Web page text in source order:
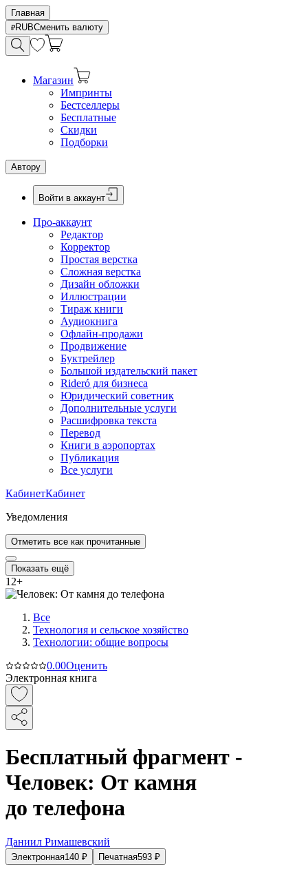
Главная
RUBСменить валюту
Магазин
Импринты
Бестселлеры
Бесплатные
Скидки
Подборки
Автору
Войти в аккаунт
Про-аккаунт
Редактор
Корректор
Простая верстка
Сложная верстка
Дизайн обложки
Иллюстрации
Тираж книги
Аудиокнига
Офлайн-продажи
Продвижение
Буктрейлер
Большой издательский пакет
Rideró для бизнеса
Юридический советник
Дополнительные услуги
Расшифровка текста
Перевод
Книги в аэропортах
Публикация
Все услуги
КабинетКабинет
Уведомления
Отметить все как прочитанные
Показать ещё
12+
Все
Технология и сельское хозяйство
Технологии: общие вопросы
0.00Оценить
Электронная книга
Бесплатный фрагмент -
Человек: От камня
до телефона
Даниил Римашевский
Электронная140 ₽ Печатная593 ₽